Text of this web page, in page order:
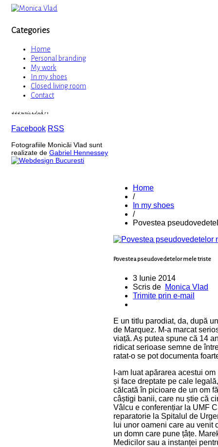
Categories
Home
Personal branding
My work
In my shoes
Closed living room
Contact
www.monicavlad.ro
Facebook RSS
Fotografiile Monicăi Vlad sunt
realizate de Gabriel Hennessey
Home
/
In my shoes
/
Povestea
Povestea pseudovedetelor mele triste
3 Iunie 2014
Scris de Monica Vlad
Trimite prin e-mail
E un titlu parodiat, da, după
de Marquez. M-a marcat
viață. Aș putea spune că 14
ridicat serioase semne de
ratat-o se pot documenta
I-am luat apărarea acestui
și face dreptate pe cale
călcată în picioare de un om
câștigi banii, care nu știe că
Vâlcu e conferențiar la UMF
reparatorie la Spitalul de
lui unor oameni care au venit
un domn care pune țâțe.
Medicilor sau a instanței